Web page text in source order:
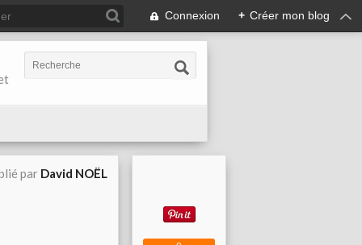
Connexion + Créer mon blog
par David NOËL